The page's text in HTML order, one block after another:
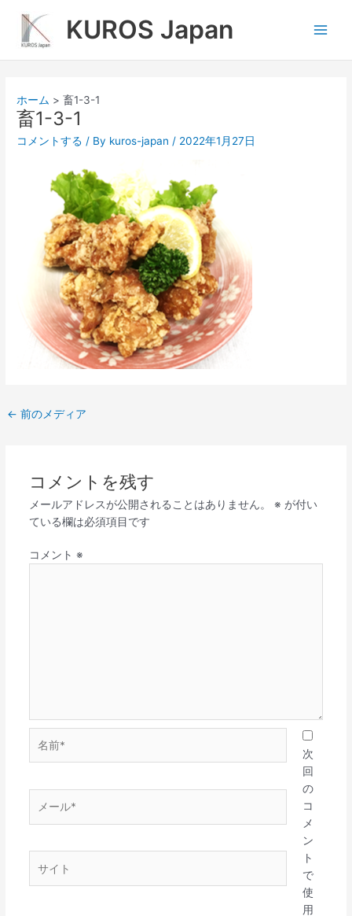
ス
KUROS Japan
ホーム 畜1-3-1
畜1-3-1
コメントする / By kuros-japan / 2022年1月27日
← 前のメディア
コメントを残す
メールアドレスが公開されることはありません。 ※ が付い
ている欄は必須項目です
コメント ※
ー
*
次
回
の
コ
メ
ン
ト
で
使
用